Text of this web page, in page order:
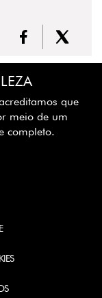
que
meio de um
completo.